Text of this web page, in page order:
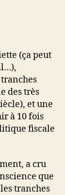
(ça peut
des très
et une
à 10 fois
fiscale
a cru
que
tranches